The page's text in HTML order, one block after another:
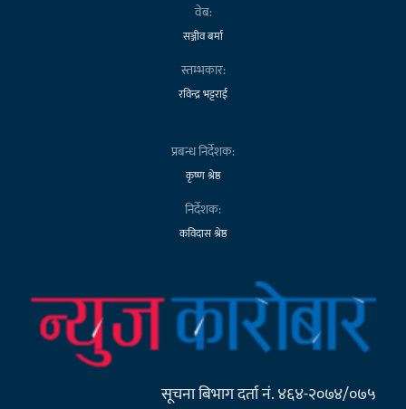
वेब:
सञ्जीव बर्मा
स्तम्भकार:
रविन्द्र भट्टराई
प्रबन्ध निर्देशक:
कृष्ण श्रेष्ठ
निर्देशक:
कविदास श्रेष्ठ
सूचना बिभाग दर्ता नं. ४६४-२०७४/०७५